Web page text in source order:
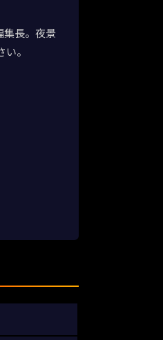
集長。夜景
。